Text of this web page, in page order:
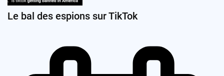
Le bal des espions sur TikTok